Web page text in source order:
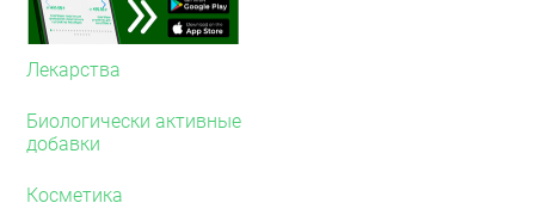
Лекарства
Биологически активные
добавки
Косметика